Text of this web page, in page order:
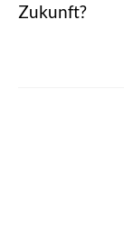
Zukunft?